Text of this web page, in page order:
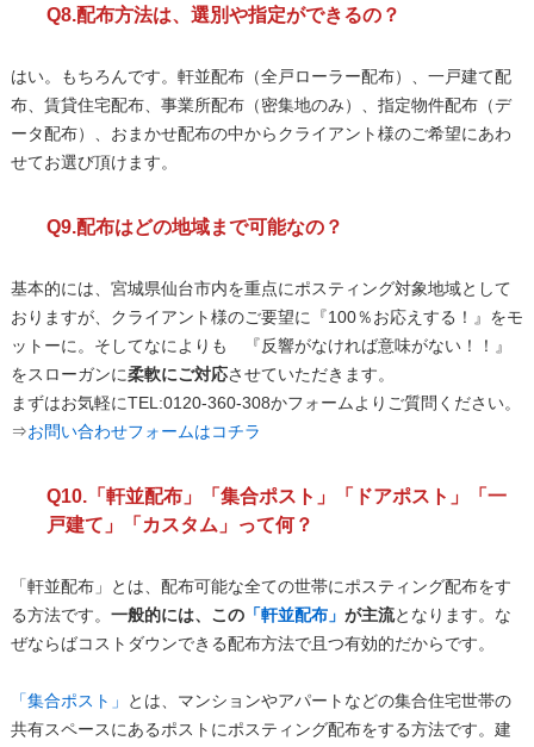
Q8.配布方法は、選別や指定ができるの？
はい。もちろんです。軒並配布（全戸ローラー配布）、一戸建て配
布、賃貸住宅配布、事業所配布（密集地のみ）、指定物件配布（デ
ータ配布）、おまかせ配布の中からクライアント様のご希望にあわ
せてお選び頂けます。
Q9.配布はどの地域まで可能なの？
基本的には、宮城県仙台市内を重点にポスティング対象地域として
おりますが、クライアント様のご要望に『100％お応えする！』をモ
ットーに。そしてなによりも 『反響がなければ意味がない！！』
をスローガンに柔軟にご対応させていただきます。
まずはお気軽にTEL:0120-360-308かフォームよりご質問ください。
⇒お問い合わせフォームはコチラ
Q10.「軒並配布」「集合ポスト」「ドアポスト」「一
戸建て」「カスタム」って何？
「軒並配布」とは、配布可能な全ての世帯にポスティング配布をす
る方法です。 一般的には、この「軒並配布」 が主流となります。な
ぜならばコストダウンできる配布方法で且つ有効的だからです。
「集合ポスト」
とは、マンションやアパートなどの集合住宅世帯の
共有スペースにあるポストにポスティング配布をする方法です。建